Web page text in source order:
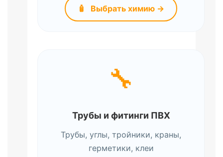
🧴 Выбрать химию →
🔧
Трубы и фитинги ПВХ
Трубы, углы, тройники, краны,
герметики, клеи